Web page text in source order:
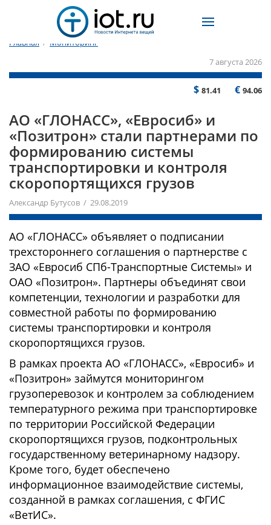
Главная / Мониторинг
7 августа 2026
$ 81.41 € 94.06
АО «ГЛОНАСС», «Евросиб» и
«Позитрон» стали партнерами по
формированию системы
транспортировки и контроля
скоропортящихся грузов
Александр Бутусов / 29.08.2019
АО «ГЛОНАСС» объявляет о подписании
трехстороннего соглашения о партнерстве с
ЗАО «Евросиб СПб-Транспортные Системы» и
ОАО «Позитрон». Партнеры объединят свои
компетенции, технологии и разработки для
совместной работы по формированию
системы транспортировки и контроля
скоропортящихся грузов.
В рамках проекта АО «ГЛОНАСС», «Евросиб» и
«Позитрон» займутся мониторингом
грузоперевозок и контролем за соблюдением
температурного режима при транспортировке
по территории Российской Федерации
скоропортящихся грузов, подконтрольных
государственному ветеринарному надзору.
Кроме того, будет обеспечено
информационное взаимодействие системы,
созданной в рамках соглашения, с ФГИС
«ВетИС».